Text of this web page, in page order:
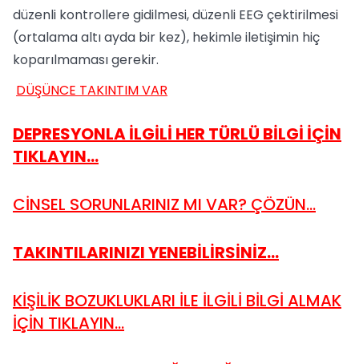
düzenli kontrollere gidilmesi, düzenli EEG çektirilmesi
(ortalama altı ayda bir kez), hekimle iletişimin hiç
koparılmaması gerekir.
DÜŞÜNCE TAKINTIM VAR
DEPRESYONLA İLGİLİ HER TÜRLÜ BİLGİ İÇİN
TIKLAYIN...
CİNSEL SORUNLARINIZ MI VAR? ÇÖZÜN...
TAKINTILARINIZI YENEBİLİRSİNİZ...
KİŞİLİK BOZUKLUKLARI İLE İLGİLİ BİLGİ ALMAK
İÇİN TIKLAYIN...